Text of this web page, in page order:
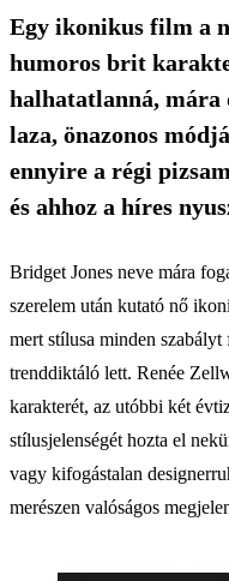
Egy ikonikus film a
humoros brit
halhatatlanná, mára
laza, önazonos
ennyire a régi
és ahhoz a híres
Bridget Jones neve mára
szerelem után kutató nő
mert stílusa minden
trenddiktáló lett. Renée
karakterét, az utóbbi két
stílusjelenségét hozta el
vagy kifogástalan
merészen valóságos